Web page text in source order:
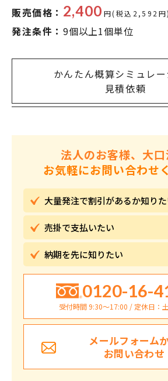
販売価格： 2,400 円(税込2,592円)
発注条件： 9個以上1個単位
かんたん概算シミュレ
見積依頼
法人のお客様、大
お気軽にお問い合わせ
大量発注で割引があるか知り
売掛で支払いたい
納期を先に知りたい
0120-16-
受付時間 9:30〜17:00 / 定休日：
メールフォーム
お問い合わせ